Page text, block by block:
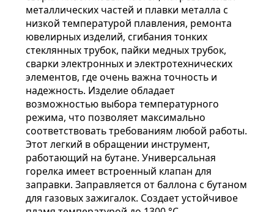
металлических частей и плавки металла с
низкой температурой плавления, ремонта
ювелирных изделий, сгибания тонких
стеклянных трубок, пайки медных трубок,
сварки электронных и электротехнических
элементов, где очень важна точность и
надежность. Изделие обладает
возможностью выбора температурного
режима, что позволяет максимально
соответствовать требованиям любой работы.
Этот легкий в обращении инструмент,
работающий на бутане. Универсальная
горелка имеет встроенный клапан для
заправки. Заправляется от баллона с бутаном
для газовых зажигалок. Создает устойчивое